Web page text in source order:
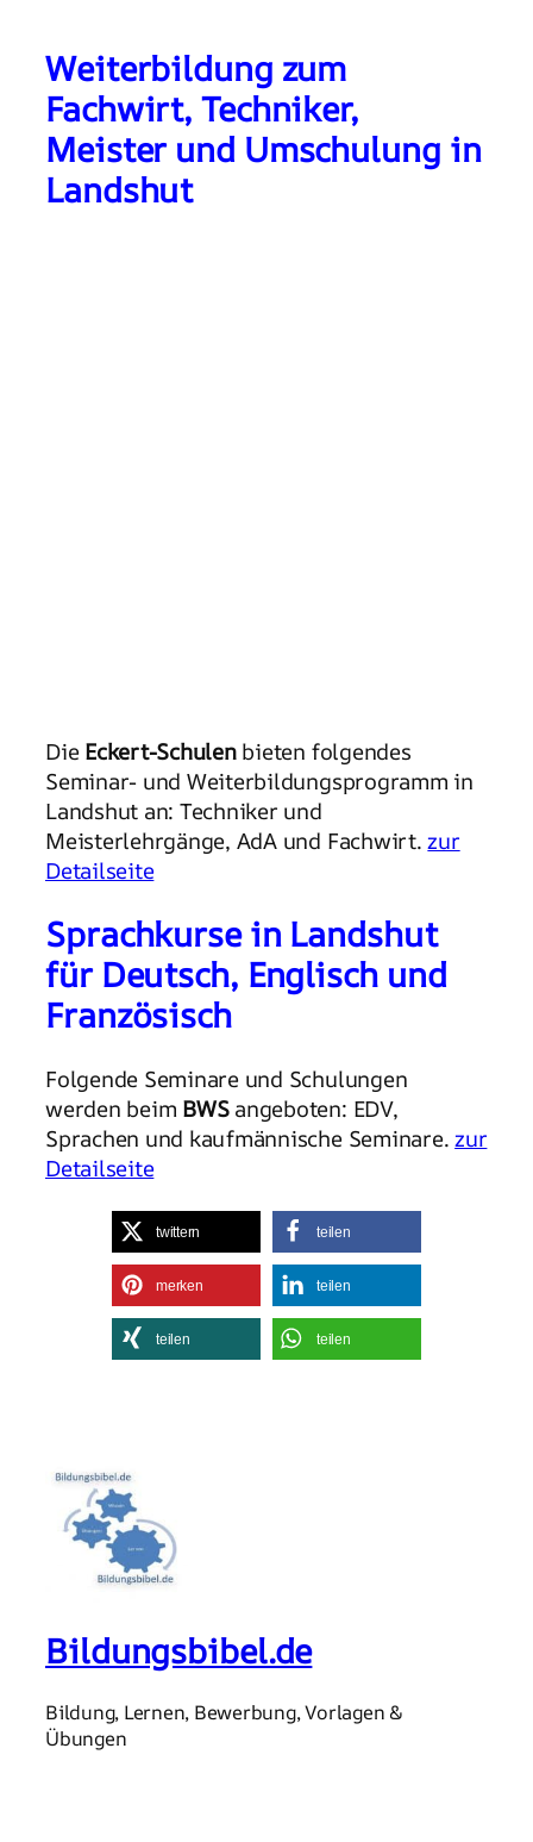
Weiterbildung zum
Fachwirt, Techniker,
Meister und Umschulung in
Landshut
DieEckert-Schulenbieten folgendes
Seminar- und Weiterbildungsprogramm in
Landshut an: Techniker und
Meisterlehrgänge, AdA und Fachwirt.zur
Detailseite
Sprachkurse in Landshut
für Deutsch, Englisch und
Französisch
Folgende Seminare und Schulungen
werden beimBWSangeboten: EDV,
Sprachen und kaufmännische Seminare.zur
Detailseite
twittern teilen
merken teilen
teilen teilen
Bildungsbibel.de
Bildung, Lernen, Bewerbung, Vorlagen &
Übungen